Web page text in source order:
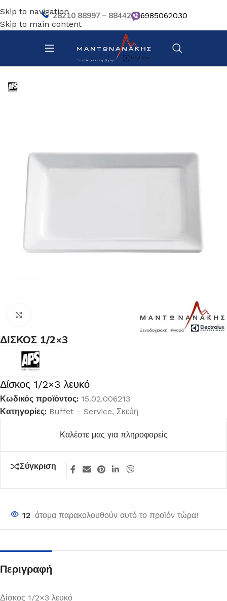
Skip to navigation
Skip to main content
28210 88997 – 88442 6985062030
Αρχική σελίδα/
ΔΙΣΚΟΣ 1/2×3
Δίσκος 1/2×3 λευκό
Κωδικός προϊόντος: 15.02.006213
Κατηγορίες: Buffet – Service, Σκεύη
Καλέστε μας για πληροφορείς
Σύγκριση
12 άτομα παρακολουθούν αυτό το προϊόν τώρα!
Περιγραφή
Δίσκος 1/2×3 λευκό